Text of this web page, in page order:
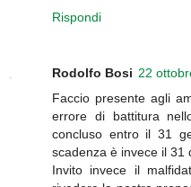
Rispondi
Rodolfo Bosi 22
Faccio presente agli
errore di battitura
concluso entro il 31
scadenza è invece il 31
Invito invece il